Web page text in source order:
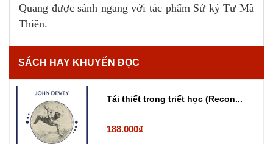
Quang được sánh ngang với tác phẩm Sử ký Tư Mã
Thiên.
SÁCH HAY KHUYẾN ĐỌC
Tái thiết trong triết học (Recon...
188.000₫